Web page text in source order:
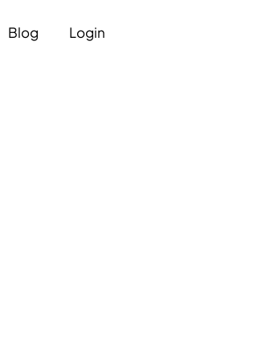
Blog Login